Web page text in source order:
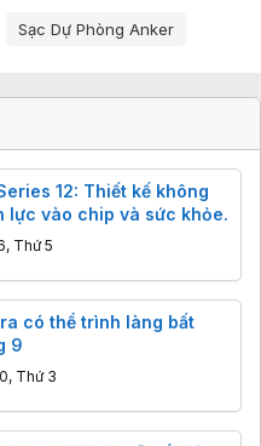
Sạc Dự Phòng Anker
12: Thiết kế không
lực vào chip và sức khỏe.
Thứ 5
có thể trình làng bất
9
Thứ 3